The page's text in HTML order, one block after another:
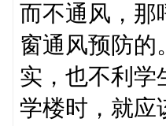
而不通风，那
窗通风预防的
实，也不利学
学楼时，就应